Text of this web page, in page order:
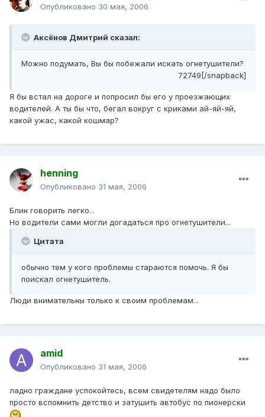
Опубликовано 30 мая, 2006
Аксёнов Дмитрий сказал:
Можно подумать, Вы бы побежали искать огнетушители?
72749[/snapback]
Я бы встал на дороге и попросил бы его у проезжающих
водителей. А ты бы что, бегал вокруг с криками ай-яй-яй,
какой ужас, какой кошмар?
henning
Опубликовано 31 мая, 2006
Блин говорить легко...
Но водители сами могли догадаться про огнетушители...
Цитата
обычно тем у кого проблемы стараются помочь. Я бы
поискал огнетушитель.
Люди внимательны только к своим проблемам...
amid
Опубликовано 31 мая, 2006
ладно граждане успокойтесь, всем свидетелям надо было
просто вспомнить детство и затушить автобус по пионерски